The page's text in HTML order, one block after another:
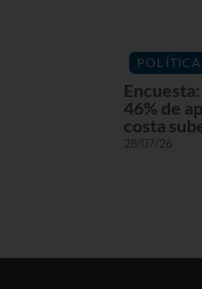
POLÍTICA
46% de
costa
28/07/26